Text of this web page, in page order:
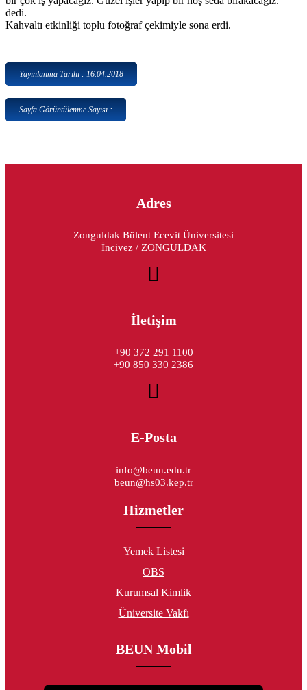
dedi.
Kahvaltı etkinliği toplu fotoğraf çekimiyle sona erdi.
Yayınlanma Tarihi : 16.04.2018
Sayfa Görüntülenme Sayısı :
Adres
Zonguldak Bülent Ecevit Üniversitesi
İncivez / ZONGULDAK
İletişim
+90 372 291 1100
+90 850 330 2386
E-Posta
info@beun.edu.tr
beun@hs03.kep.tr
Hizmetler
Yemek Listesi
OBS
Kurumsal Kimlik
Üniversite Vakfı
BEUN Mobil